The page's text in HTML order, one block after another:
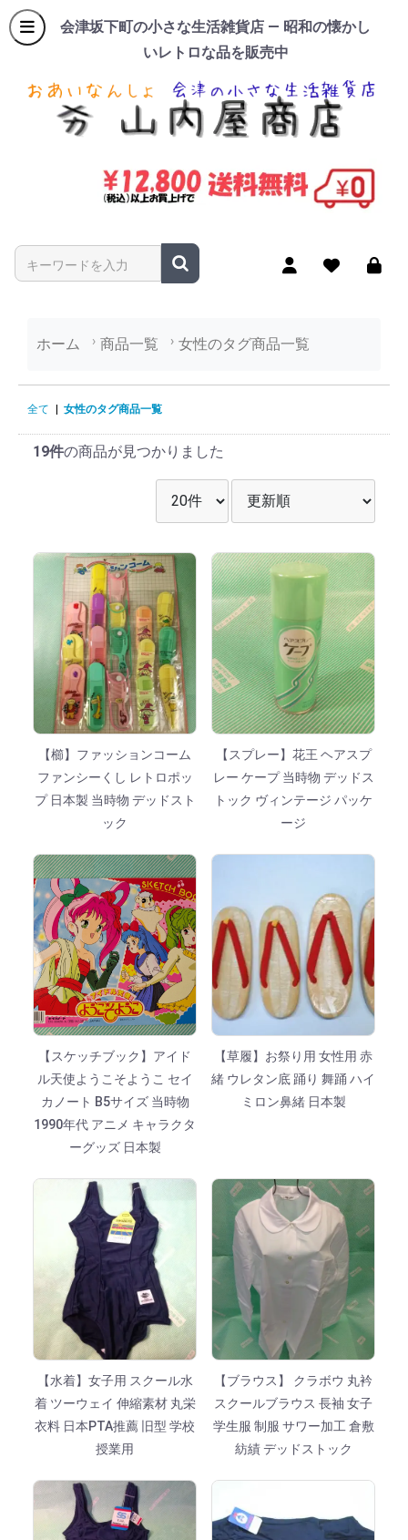
会津坂下町の小さな生活雑貨店 — 昭和の懐かし
いレトロな品を販売中
商品名やキーワードを入力
ホーム 商品一覧 女性のタグ商品一覧
女性のタグ商品一覧
全て 女性のタグ商品一覧
19件の商品が見つかりました
並び順を選択
【櫛】ファッションコーム
ファンシーくし レトロポッ
プ 日本製 当時物 デッドスト
ック
【スプレー】花王 ヘアスプ
レー ケープ 当時物 デッドス
トック ヴィンテージ パッケ
ージ
【スケッチブック】アイド
ル天使ようこそようこ セイ
カノート B5サイズ 当時物
1990年代 アニメ キャラクタ
ーグッズ 日本製
【草履】お祭り用 女性用 赤
緒 ウレタン底 踊り 舞踊 ハイ
ミロン鼻緒 日本製
【水着】女子用 スクール水
着 ツーウェイ 伸縮素材 丸栄
衣料 日本PTA推薦 旧型 学校
授業用
【ブラウス】 クラボウ 丸衿
スクールブラウス 長袖 女子
学生服 制服 サワー加工 倉敷
紡績 デッドストック